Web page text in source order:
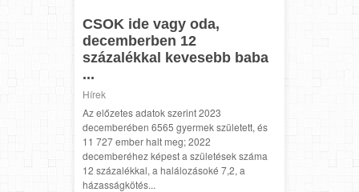
CSOK ide vagy oda,
decemberben 12
százalékkal kevesebb baba
...
Hírek
Az előzetes adatok szerint 2023
decemberében 6565 gyermek született, és
11 727 ember halt meg; 2022
decemberéhez képest a születések száma
12 százalékkal, a halálozásoké 7,2, a
házasságkötés...